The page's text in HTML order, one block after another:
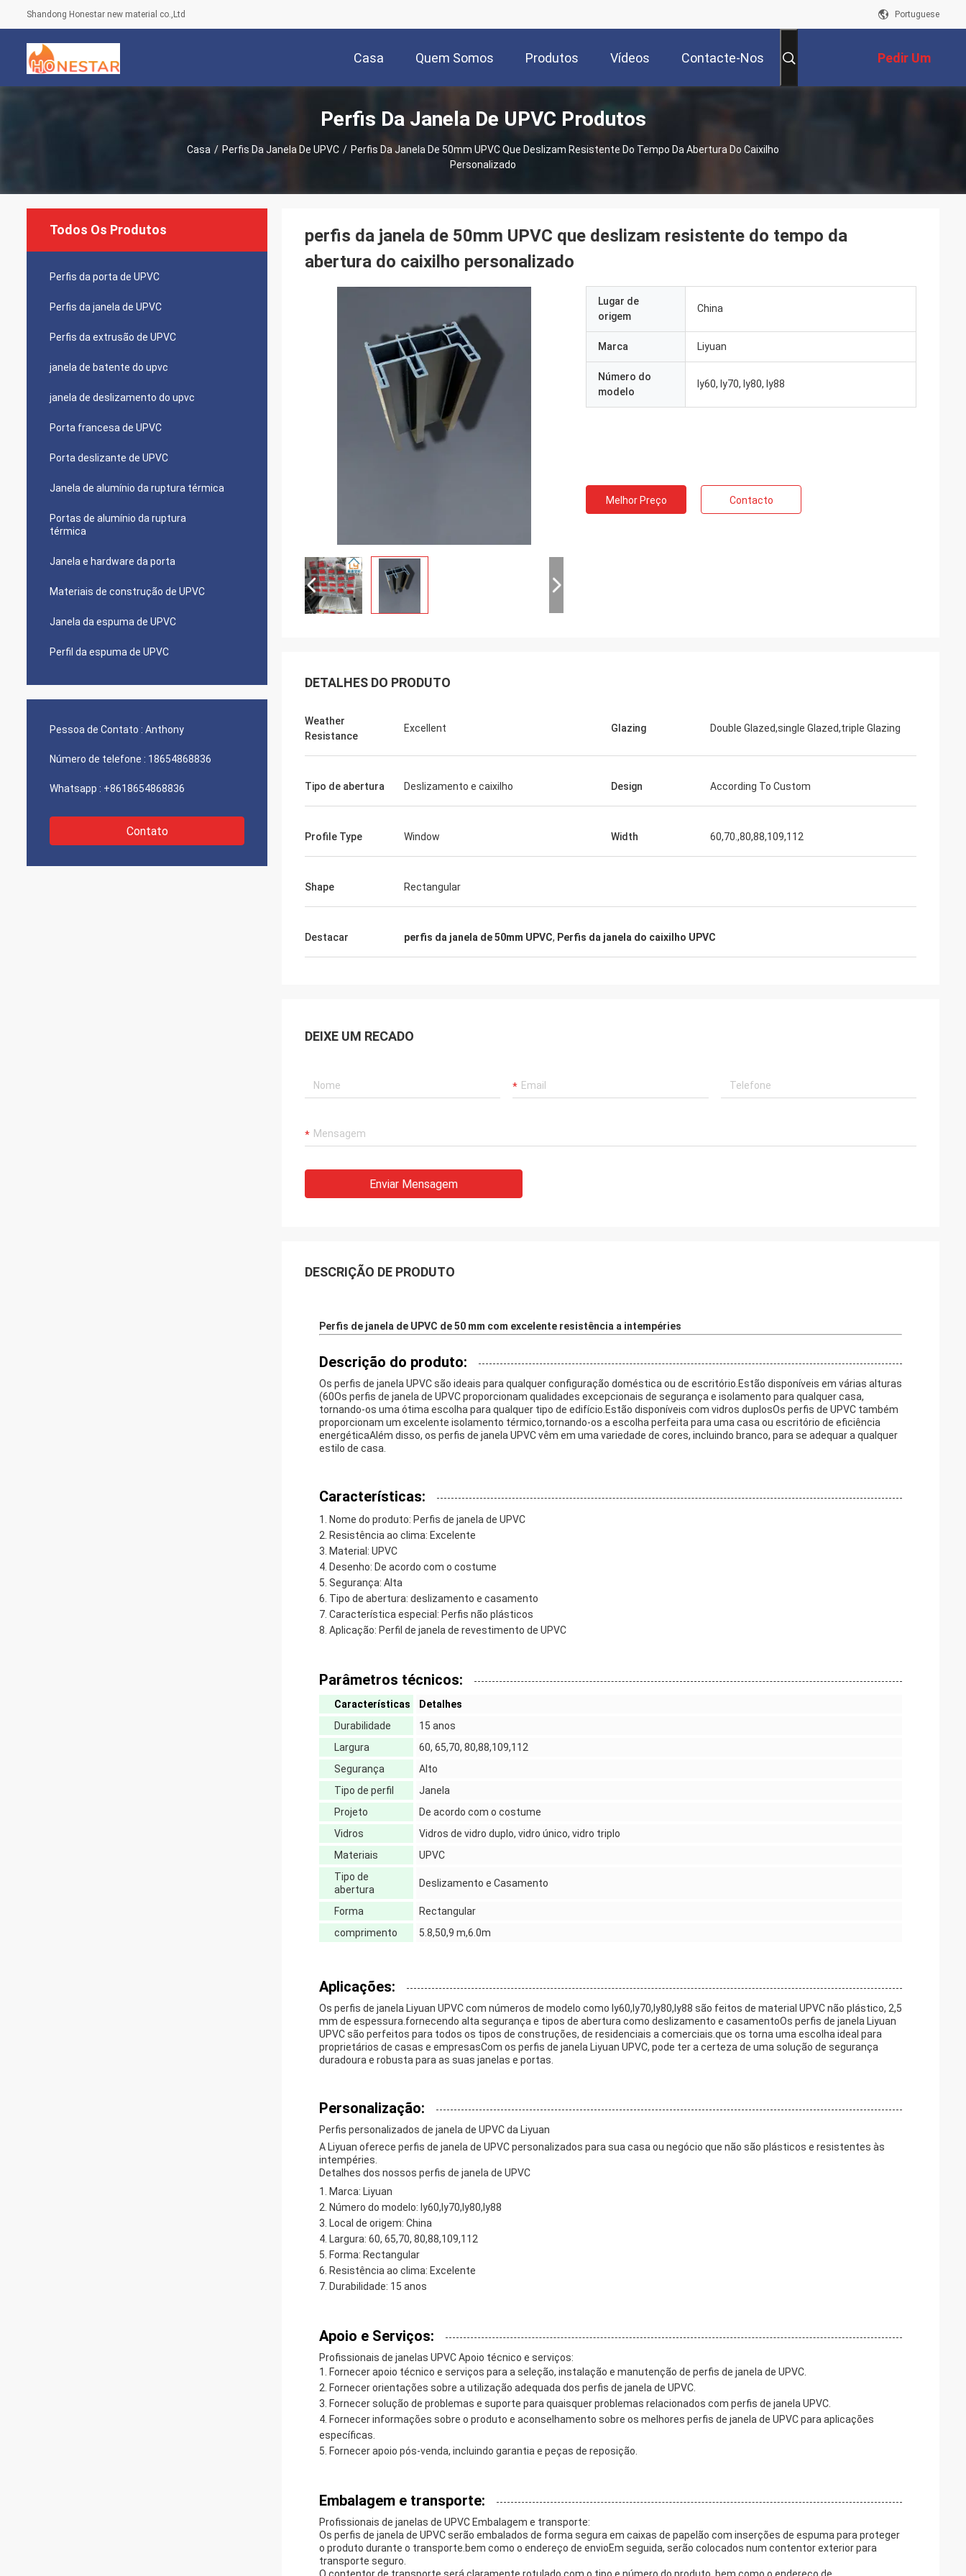
Shandong Honestar new material co.,Ltd Portuguese
Casa Quem Somos Produtos Vídeos Contacte-Nos Pedir Um
Orçamento
Perfis Da Janela De UPVC Produtos
Casa / Perfis Da Janela De UPVC / Perfis Da Janela De 50mm UPVC Que Deslizam Resistente Do Tempo Da Abertura Do Caixilho
Personalizado
Todos Os Produtos
Perfis da porta de UPVC
Perfis da janela de UPVC
Perfis da extrusão de UPVC
janela de batente do upvc
janela de deslizamento do upvc
Porta francesa de UPVC
Porta deslizante de UPVC
Janela de alumínio da ruptura térmica
Portas de alumínio da ruptura
térmica
Janela e hardware da porta
Materiais de construção de UPVC
Janela da espuma de UPVC
Perfil da espuma de UPVC
Pessoa de Contato : Anthony
Número de telefone : 18654868836
Whatsapp : +8618654868836
Contato
perfis da janela de 50mm UPVC que deslizam resistente do tempo da
abertura do caixilho personalizado
Lugar de
origem
China
Marca Liyuan
Número do
modelo
ly60, ly70, ly80, ly88
Melhor Preço Contacto
DETALHES DO PRODUTO
Weather
Resistance
Excellent Glazing Double Glazed,single Glazed,triple Glazing
Tipo de abertura Deslizamento e caixilho Design According To Custom
Profile Type Window Width 60,70.,80,88,109,112
Shape Rectangular
Destacar perfis da janela de 50mm UPVC, Perfis da janela do caixilho UPVC
DEIXE UM RECADO
Enviar Mensagem
DESCRIÇÃO DE PRODUTO
Perfis de janela de UPVC de 50 mm com excelente resistência a intempéries
Descrição do produto:
Os perfis de janela UPVC são ideais para qualquer configuração doméstica ou de escritório.Estão disponíveis em várias alturas
(60Os perfis de janela de UPVC proporcionam qualidades excepcionais de segurança e isolamento para qualquer casa,
tornando-os uma ótima escolha para qualquer tipo de edifício.Estão disponíveis com vidros duplosOs perfis de UPVC também
proporcionam um excelente isolamento térmico,tornando-os a escolha perfeita para uma casa ou escritório de eficiência
energéticaAlém disso, os perfis de janela UPVC vêm em uma variedade de cores, incluindo branco, para se adequar a qualquer
estilo de casa.
Características:
Nome do produto: Perfis de janela de UPVC
Resistência ao clima: Excelente
Material: UPVC
Desenho: De acordo com o costume
Segurança: Alta
Tipo de abertura: deslizamento e casamento
Característica especial: Perfis não plásticos
Aplicação: Perfil de janela de revestimento de UPVC
Parâmetros técnicos:
Características
Detalhes
Durabilidade
15 anos
Largura
60, 65,70, 80,88,109,112
Segurança
Alto
Tipo de perfil
Janela
Projeto
De acordo com o costume
Vidros
Vidros de vidro duplo, vidro único, vidro triplo
Materiais
UPVC
Tipo de
abertura
Deslizamento e Casamento
Forma
Rectangular
comprimento
5.8,50,9 m,6.0m
Aplicações:
Os perfis de janela Liyuan UPVC com números de modelo como ly60,ly70,ly80,ly88 são feitos de material UPVC não plástico, 2,5
mm de espessura.fornecendo alta segurança e tipos de abertura como deslizamento e casamentoOs perfis de janela Liyuan
UPVC são perfeitos para todos os tipos de construções, de residenciais a comerciais.que os torna uma escolha ideal para
proprietários de casas e empresasCom os perfis de janela Liyuan UPVC, pode ter a certeza de uma solução de segurança
duradoura e robusta para as suas janelas e portas.
Personalização:
Perfis personalizados de janela de UPVC da Liyuan
A Liyuan oferece perfis de janela de UPVC personalizados para sua casa ou negócio que não são plásticos e resistentes às
intempéries.
Detalhes dos nossos perfis de janela de UPVC
Marca: Liyuan
Número do modelo: ly60,ly70,ly80,ly88
Local de origem: China
Largura: 60, 65,70, 80,88,109,112
Forma: Rectangular
Resistência ao clima: Excelente
Durabilidade: 15 anos
Apoio e Serviços:
Profissionais de janelas UPVC Apoio técnico e serviços:
Fornecer apoio técnico e serviços para a seleção, instalação e manutenção de perfis de janela de UPVC.
Fornecer orientações sobre a utilização adequada dos perfis de janela de UPVC.
Fornecer solução de problemas e suporte para quaisquer problemas relacionados com perfis de janela UPVC.
Fornecer informações sobre o produto e aconselhamento sobre os melhores perfis de janela de UPVC para aplicações
específicas.
Fornecer apoio pós-venda, incluindo garantia e peças de reposição.
Embalagem e transporte:
Profissionais de janelas de UPVC Embalagem e transporte:
Os perfis de janela de UPVC serão embalados de forma segura em caixas de papelão com inserções de espuma para proteger
o produto durante o transporte.bem como o endereço de envioEm seguida, serão colocados num contentor exterior para
transporte seguro.